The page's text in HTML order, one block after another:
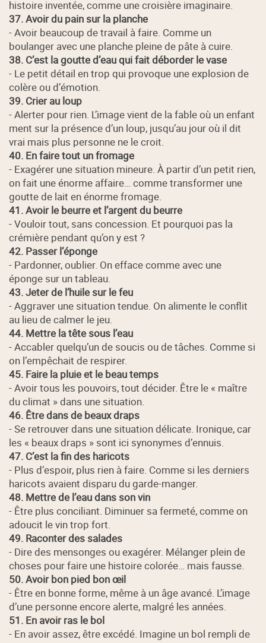
histoire inventée, comme une croisière imaginaire.
37. Avoir du pain sur la planche
- Avoir beaucoup de travail à faire. Comme un
boulanger avec une planche pleine de pâte à cuire.
38. C’est la goutte d’eau qui fait déborder le vase
- Le petit détail en trop qui provoque une explosion de
colère ou d’émotion.
39. Crier au loup
- Alerter pour rien. L’image vient de la fable où un enfant
ment sur la présence d’un loup, jusqu’au jour où il dit
vrai mais plus personne ne le croit.
40. En faire tout un fromage
- Exagérer une situation mineure. À partir d’un petit rien,
on fait une énorme affaire… comme transformer une
goutte de lait en énorme fromage.
41. Avoir le beurre et l’argent du beurre
- Vouloir tout, sans concession. Et pourquoi pas la
crémière pendant qu’on y est ?
42. Passer l’éponge
- Pardonner, oublier. On efface comme avec une
éponge sur un tableau.
43. Jeter de l’huile sur le feu
- Aggraver une situation tendue. On alimente le conflit
au lieu de calmer le jeu.
44. Mettre la tête sous l’eau
- Accabler quelqu’un de soucis ou de tâches. Comme si
on l’empêchait de respirer.
45. Faire la pluie et le beau temps
- Avoir tous les pouvoirs, tout décider. Être le « maître
du climat » dans une situation.
46. Être dans de beaux draps
- Se retrouver dans une situation délicate. Ironique, car
les « beaux draps » sont ici synonymes d’ennuis.
47. C’est la fin des haricots
- Plus d’espoir, plus rien à faire. Comme si les derniers
haricots avaient disparu du garde-manger.
48. Mettre de l’eau dans son vin
- Être plus conciliant. Diminuer sa fermeté, comme on
adoucit le vin trop fort.
49. Raconter des salades
- Dire des mensonges ou exagérer. Mélanger plein de
choses pour faire une histoire colorée… mais fausse.
50. Avoir bon pied bon œil
- Être en bonne forme, même à un âge avancé. L’image
d’une personne encore alerte, malgré les années.
51. En avoir ras le bol
- En avoir assez, être excédé. Imagine un bol rempli de